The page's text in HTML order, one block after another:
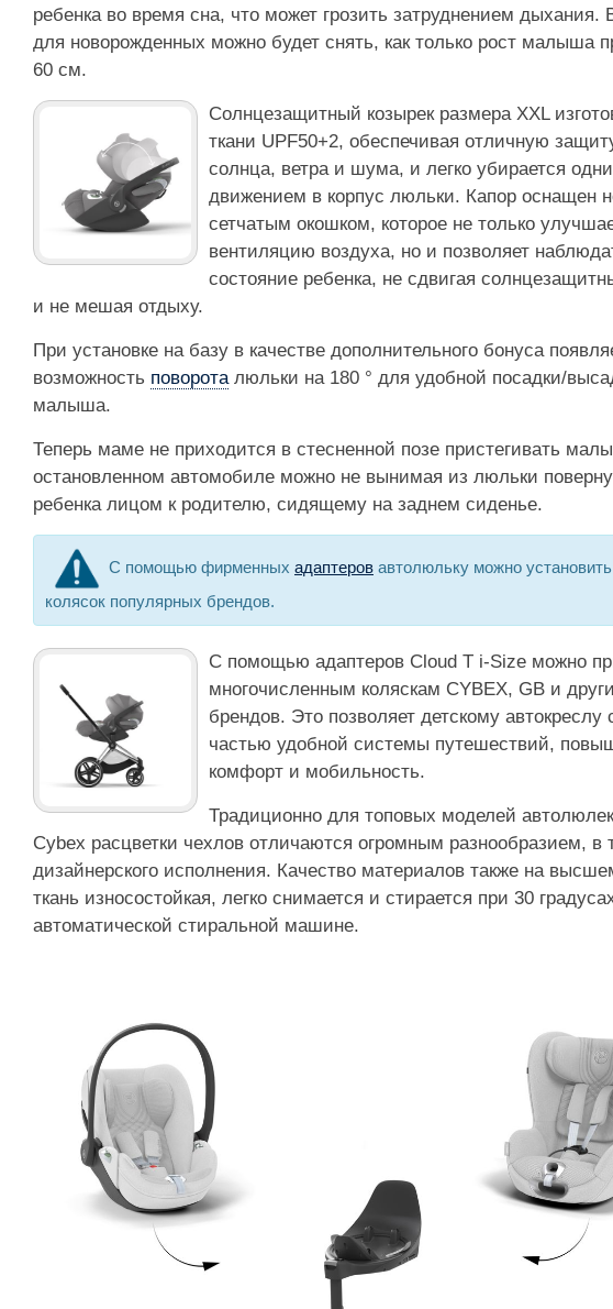
ребенка во время сна, что может грозить затруднением дыхания.
для новорожденных можно будет снять, как только рост малыша
60 см.
Солнцезащитный козырек размера XXL
ткани UPF50+2, обеспечивая отличную
солнца, ветра и шума, и легко убирается
движением в корпус люльки. Капор оснащен
сетчатым окошком, которое не только
вентиляцию воздуха, но и позволяет
состояние ребенка, не сдвигая
и не мешая отдыху.
При установке на базу в качестве дополнительного бонуса
возможность повороталюльки на 180 ° для удобной посадки/
малыша.
Теперь маме не приходится в стесненной позе пристегивать
остановленном автомобиле можно не вынимая из люльки
ребенка лицом к родителю, сидящему на заднем сиденье.
С помощью фирменных адаптеров автолюльку можно
колясок популярных брендов.
С помощью адаптеров Cloud T i-Size можно
многочисленным коляскам CYBEX, GB и
брендов. Это позволяет детскому автокреслу
частью удобной системы путешествий,
комфорт и мобильность.
Традиционно для топовых моделей
Cybex расцветки чехлов отличаются огромным разнообразием, в
дизайнерского исполнения. Качество материалов также на
ткань износостойкая, легко снимается и стирается при 30
автоматической стиральной машине.